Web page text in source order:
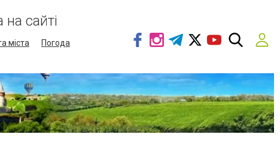
сайті
міста
Погода